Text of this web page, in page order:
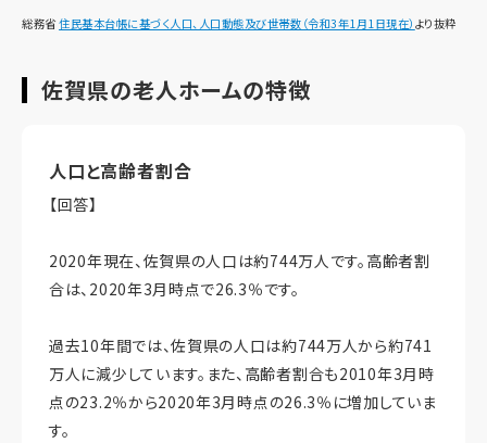
総務省住民基本台帳に基づく人口、人口動態及び世帯数（令和3年1月1日現在） より抜粋
佐賀県の老人ホームの特徴
人口と高齢者割合
【回答】
2020年現在、佐賀県の人口は約744万人です。高齢者割
合は、2020年3月時点で26.3％です。
過去10年間では、佐賀県の人口は約744万人から約741
万人に減少しています。また、高齢者割合も2010年3月時
点の23.2％から2020年3月時点の26.3％に増加していま
す。